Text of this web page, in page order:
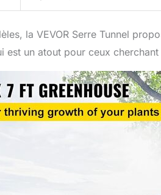
la VEVOR Serre Tunnel
est un atout pour ceux